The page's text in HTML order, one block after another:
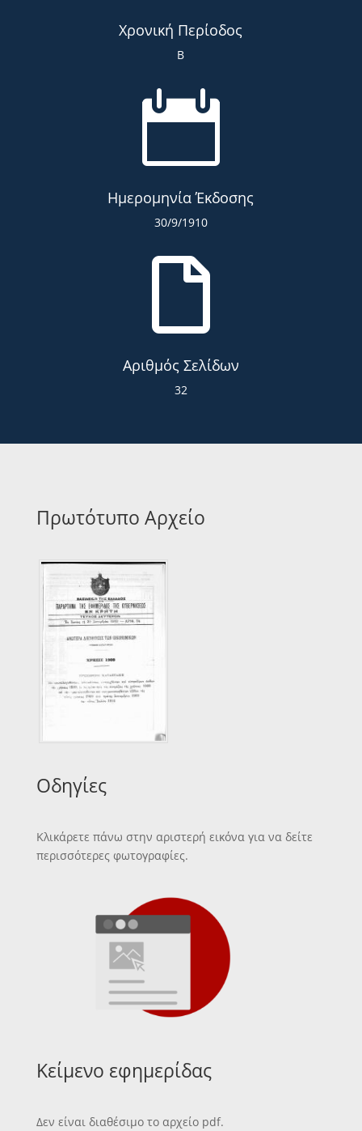
Χρονική Περίοδος
Β

Ημερομηνία Έκδοσης
30/9/1910

Αριθμός Σελίδων
32
Πρωτότυπο Αρχείο
Οδηγίες
Κλικάρετε πάνω στην αριστερή εικόνα για να δείτε
περισσότερες φωτογραφίες.
Κείμενο εφημερίδας
Δεν είναι διαθέσιμο το αρχείο pdf.